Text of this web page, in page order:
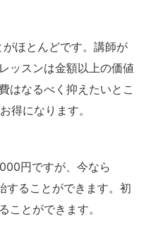
がほとんどです。講師が
ッスンは金額以上の価値
はなるべく抑えたいとこ
得になります。
円ですが、今なら
することができます。初
ことができます。